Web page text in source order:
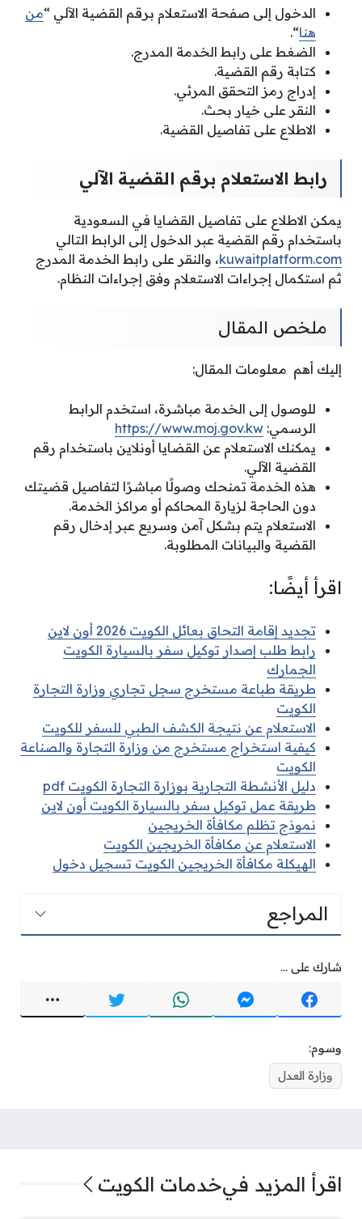
الدخول إلى صفحة الاستعلام برقم القضية الآلي “من
هنا“.
الضغط على رابط الخدمة المدرج.
كتابة رقم القضية.
إدراج رمز التحقق المرئي.
النقر على خيار بحث.
الاطلاع على تفاصيل القضية.
رابط الاستعلام برقم القضية الآلي
يمكن الاطلاع على تفاصيل القضايا في السعودية
باستخدام رقم القضية عبر الدخول إلى الرابط التالي
kuwaitplatform.com، والنقر على رابط الخدمة المدرج
ثم استكمال إجراءات الاستعلام وفق إجراءات النظام.
ملخص المقال
إليك أهم معلومات المقال:
للوصول إلى الخدمة مباشرة، استخدم الرابط
الرسمي: https://www.moj.gov.kw
يمكنك الاستعلام عن القضايا أونلاين باستخدام رقم
القضية الآلي.
هذه الخدمة تمنحك وصولًا مباشرًا لتفاصيل قضيتك
دون الحاجة لزيارة المحاكم أو مراكز الخدمة.
الاستعلام يتم بشكل آمن وسريع عبر إدخال رقم
القضية والبيانات المطلوبة.
اقرأ أيضًا:
تجديد إقامة التحاق بعائل الكويت 2026 أون لاين
رابط طلب إصدار توكيل سفر بالسيارة الكويت
الجمارك
طريقة طباعة مستخرج سجل تجاري وزارة التجارة
الكويت
الاستعلام عن نتيجة الكشف الطبي للسفر للكويت
كيفية استخراج مستخرج من وزارة التجارة والصناعة
الكويت
دليل الأنشطة التجارية بوزارة التجارة الكويت pdf
طريقة عمل توكيل سفر بالسيارة الكويت أون لاين
نموذج تظلم مكافأة الخريجين
الاستعلام عن مكافأة الخريجين الكويت
الهيكلة مكافأة الخريجين الكويت تسجيل دخول
المراجع
شارك على ...
وسوم:
وزارة العدل
اقرأ المزيد فيخدمات الكويت